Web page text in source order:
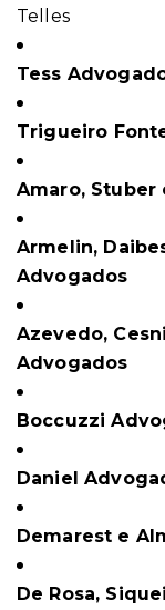
Telles
Tess
Trigueiro
Amaro, Stuber
Armelin,
Advogados
Azevedo,
Advogados
Boccuzzi
Daniel
Demarest e
De Rosa,